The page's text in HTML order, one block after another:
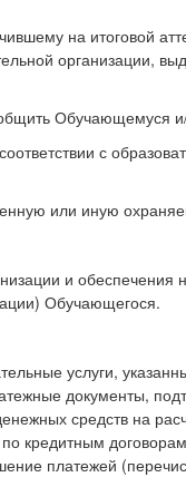
на итоговой
организации,
Обучающемуся
с
или иную
и обеспечения
Обучающегося.
услуги,
документы,
средств на
кредитным
платежей